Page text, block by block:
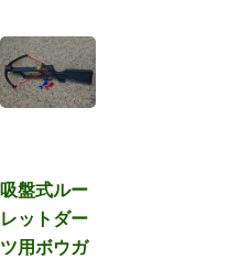
吸盤式ルー
レットダー
ツ用ボウガ